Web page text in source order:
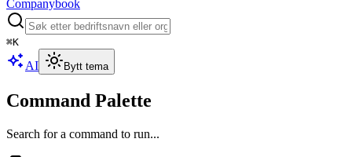
Companybook
⌘K
AI Bytt tema
Command Palette
Search for a command to run...